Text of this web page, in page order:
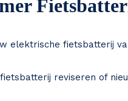
elektrische fietsbatterij
reviseren of